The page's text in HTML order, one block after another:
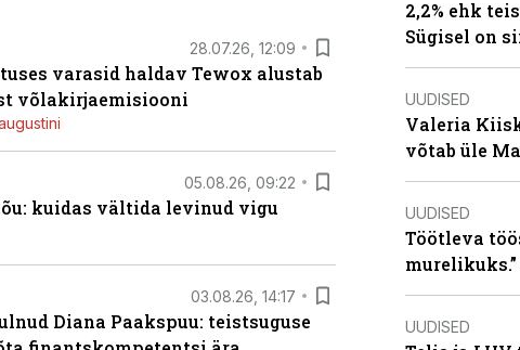
28.07.26, 12:09
varasid haldav Tewox alustab
võlakirjaemisiooni
05.08.26, 09:22
kuidas vältida levinud vigu
03.08.26, 14:17
Diana Paakspuu: teistsuguse
2,2% ehk
Sügisel on
UUDISED
Valeria
võtab üle
UUDISED
Töötleva
UUDISED